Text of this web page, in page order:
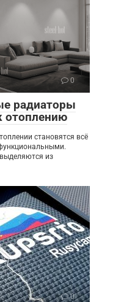
0
радиаторы
отоплению
становятся всё
из
0